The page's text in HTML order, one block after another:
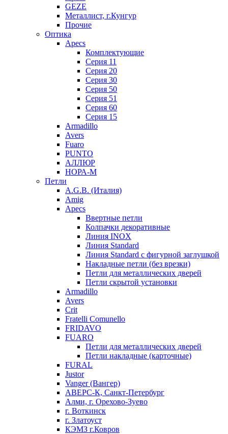
GEZE
Металлист, г.Кунгур
Прочие
Оптика
Apecs
Комплектующие
Серия 11
Серия 20
Серия 30
Серия 50
Серия 51
Серия 60
Серия 15
Armadillo
Avers
Fuaro
PUNTO
АЛЛЮР
НОРА-М
Петли
A.G.B. (Италия)
Amig
Apecs
Ввертные петли
Колпачки декоративные
Линия INOX
Линия Standard
Линия Standard с фигурной заглушкой
Накладные петли (без врезки)
Петли для металлических дверей
Петли скрытой установки
Armadillo
Avers
Crit
Fratelli Comunello
FRIDAVO
FUARO
Петли для металлических дверей
Петли накладные (карточные)
FURAL
Justor
Vanger (Вангер)
АВЕРС-К, Санкт-Петербург
Алми, г. Орехово-Зуево
г. Воткинск
г. Златоуст
КЭМЗ г.Ковров